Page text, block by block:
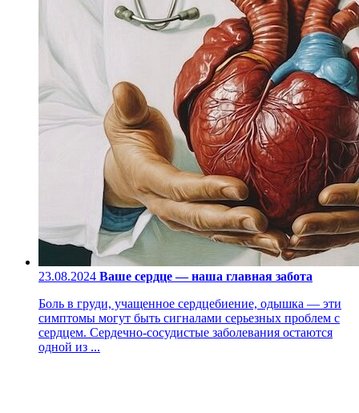
23.08.2024 Ваше сердце — наша главная забота
Боль в груди, учащенное сердцебиение, одышка — эти
симптомы могут быть сигналами серьезных проблем с
сердцем. Сердечно-сосудистые заболевания остаются
одной из ...